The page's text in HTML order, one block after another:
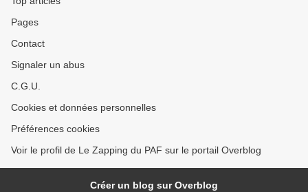
Pages
Contact
Signaler un abus
C.G.U.
Cookies et données personnelles
Préférences cookies
Voir le profil de Le Zapping du PAF sur le portail Overblog
Créer un blog sur Overblog